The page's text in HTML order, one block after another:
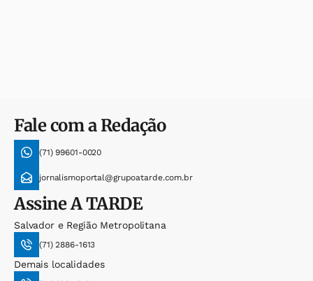
Fale com a Redação
(71) 99601-0020
jornalismoportal@grupoatarde.com.br
AssineA TARDE
Salvador e Região Metropolitana
(71) 2886-1613
Demais localidades